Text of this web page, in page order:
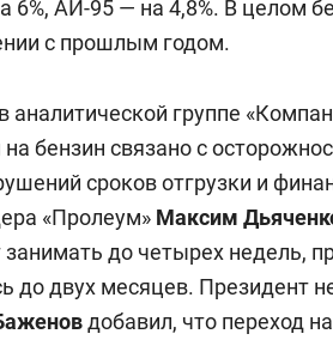
6%, АИ-95 — на 4,8%. В целом
с прошлым годом.
аналитической группе
бензин связано с
сроков отгрузки и
«Пролеум» Максим
занимать до четырех недель,
до двух месяцев. Президент
добавил, что переход